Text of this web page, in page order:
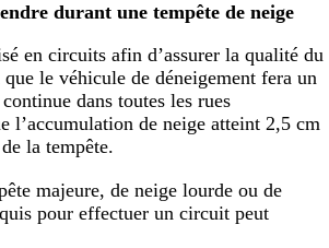
durant une tempête de neige
en circuits afin d’assurer la qualité du
le véhicule de déneigement fera un
dans toutes les rues
l’accumulation de neige atteint 2,5 cm
la tempête.
majeure, de neige lourde ou de
pour effectuer un circuit peut